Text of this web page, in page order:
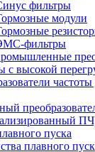
фильтры
модули
фильтры
с высокой
пуска
плавного